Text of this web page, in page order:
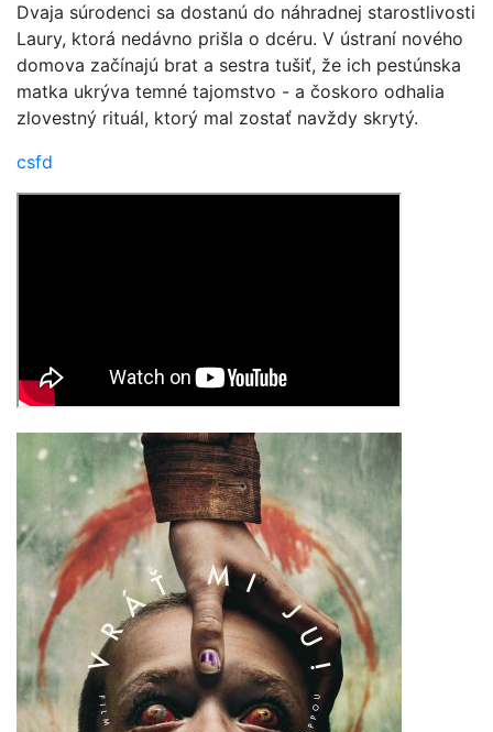
Dvaja súrodenci sa dostanú do náhradnej starostlivosti
Laury, ktorá nedávno prišla o dcéru. V ústraní nového
domova začínajú brat a sestra tušiť, že ich pestúnska
matka ukrýva temné tajomstvo - a čoskoro odhalia
zlovestný rituál, ktorý mal zostať navždy skrytý.
csfd